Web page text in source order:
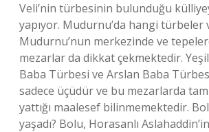
Veli’nin türbesinin bulunduğu
yapıyor. Mudurnu’da hangi türbeler
Mudurnu’nun merkezinde ve
mezarlar da dikkat çekmektedir.
Baba Türbesi ve Arslan Baba
sadece üçüdür ve bu mezarlarda
yattığı maalesef bilinmemektedir.
yaşadı? Bolu, Horasanlı